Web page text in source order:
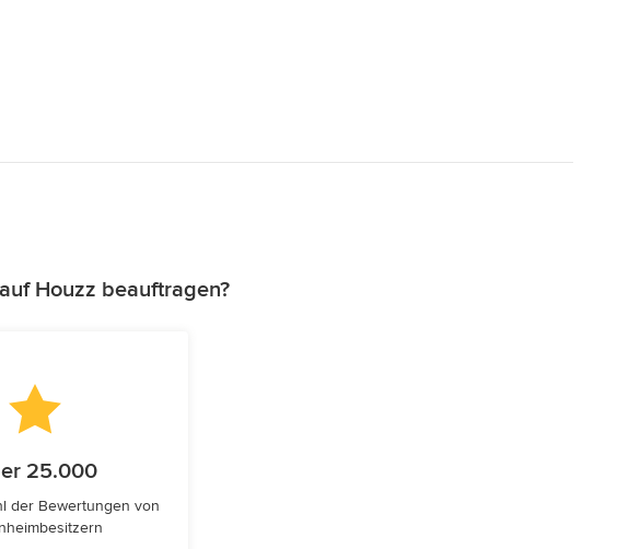
Houzz beauftragen?
25.000
der Bewertungen von